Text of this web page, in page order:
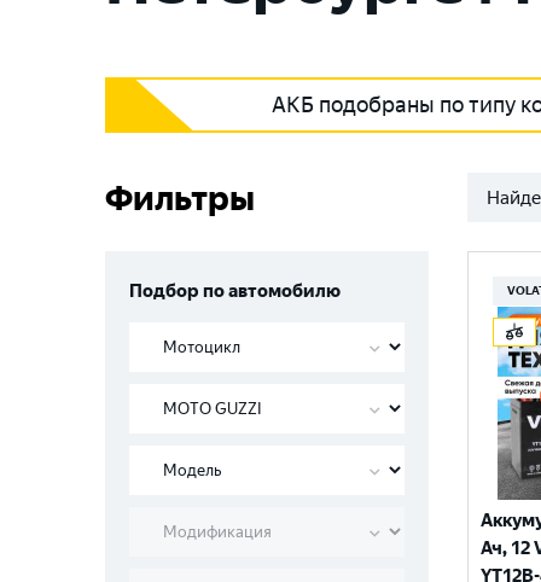
АКБ подобраны по типу
Фильтры
Подбор по автомобилю
Ач, 12